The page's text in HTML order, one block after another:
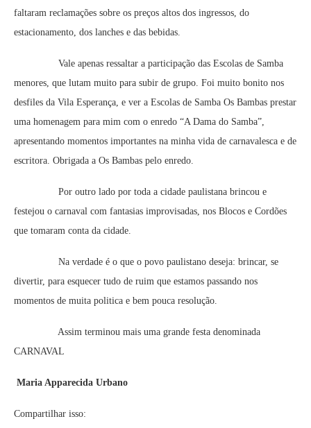
faltaram reclamações sobre os preços altos dos ingressos, do
estacionamento, dos lanches e das bebidas.
Vale apenas ressaltar a participação das Escolas de Samba
menores, que lutam muito para subir de grupo. Foi muito bonito nos
desfiles da Vila Esperança, e ver a Escolas de Samba Os Bambas prestar
uma homenagem para mim com o enredo “A Dama do Samba”,
apresentando momentos importantes na minha vida de carnavalesca e de
escritora. Obrigada a Os Bambas pelo enredo.
Por outro lado por toda a cidade paulistana brincou e
festejou o carnaval com fantasias improvisadas, nos Blocos e Cordões
que tomaram conta da cidade.
Na verdade é o que o povo paulistano deseja: brincar, se
divertir, para esquecer tudo de ruim que estamos passando nos
momentos de muita politica e bem pouca resolução.
Assim terminou mais uma grande festa denominada
CARNAVAL
Maria Apparecida Urbano
Compartilhar isso: